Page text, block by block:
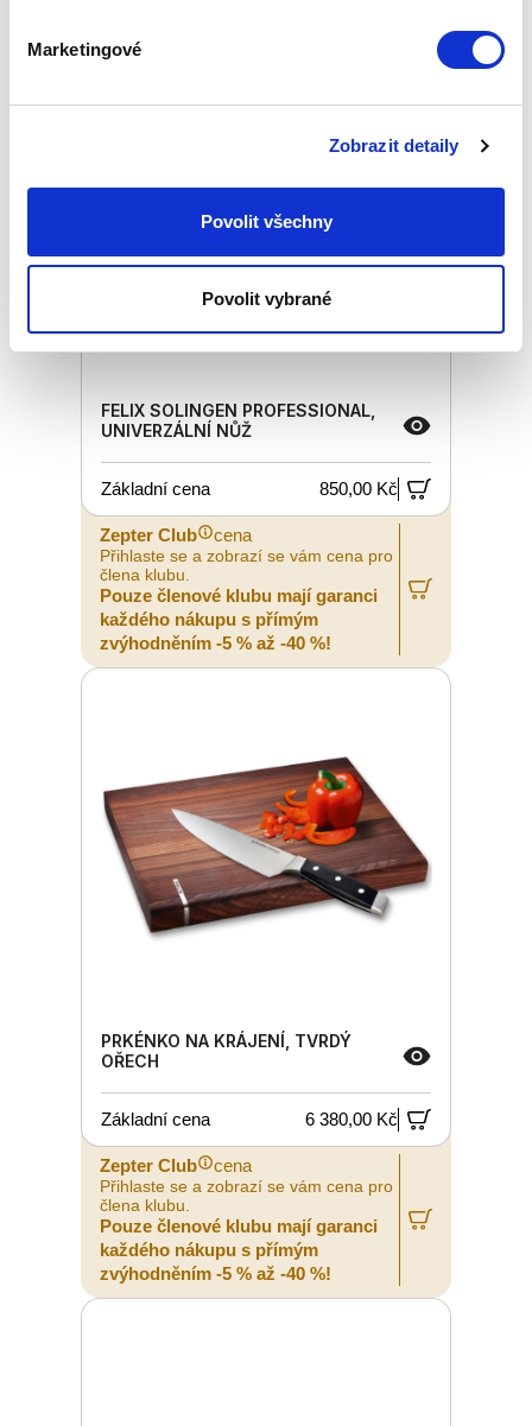
Marketingové
Zobrazit detaily
Povolit všechny
Povolit vybrané
FELIX SOLINGEN PROFESSIONAL,
UNIVERZÁLNÍ NŮŽ
Základní cena 850,00 Kč
Zepter Club cena
Přihlaste se a zobrazí se vám cena pro
člena klubu.
Pouze členové klubu mají garanci
každého nákupu s přímým
zvýhodněním -5 % až -40 %!
PRKÉNKO NA KRÁJENÍ, TVRDÝ
OŘECH
Základní cena 6 380,00 Kč
Zepter Club cena
Přihlaste se a zobrazí se vám cena pro
člena klubu.
Pouze členové klubu mají garanci
každého nákupu s přímým
zvýhodněním -5 % až -40 %!